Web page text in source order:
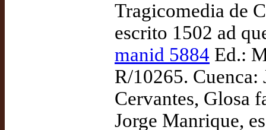
Tragicomedia de
escrito 1502 ad
manid 5884 Ed.:
R/10265. Cuenca:
Cervantes, Glosa
Jorge Manrique,